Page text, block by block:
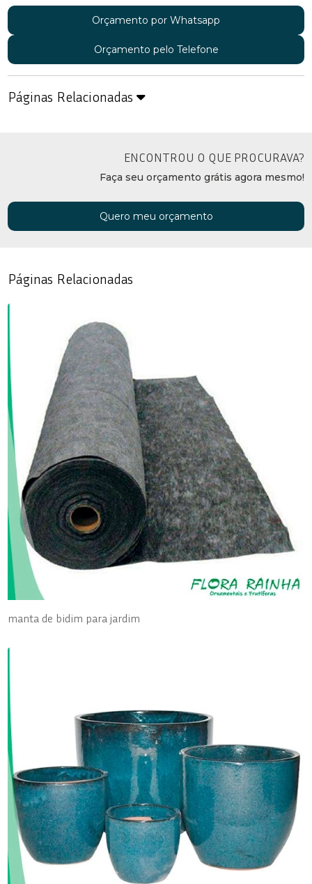
Orçamento por Whatsapp
Orçamento pelo Telefone
Páginas Relacionadas
ENCONTROU O QUE PROCURAVA?
Faça seu orçamento grátis agora mesmo!
Quero meu orçamento
Páginas Relacionadas
manta de bidim para jardim